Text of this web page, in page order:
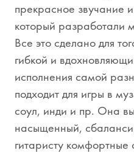
прекрасное звучание
который разработали
Все это сделано для
гибкой и
исполнения самой
подходит для игры в
соул, инди и пр. Она
насыщенный,
гитаристу